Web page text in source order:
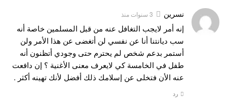
نسرين 3 سنوات منذ
إنه أمر لايجب التغافل عنه من قبل المسلمين خاصة أنه
سب ديانتنا أنا عن نفسي لن أتغضى عن هذا الأمر ولن
أستمر بدعم شخص لم يحترم حتى وجودي أتظنون أنه
طفل في الخامسة كي لايعرف معنى الأغنية ؟ إن دافعت
عنه الأن فتخلى عن إسلامك ذلك أفضل لأنك تهينه أكثر .
رد